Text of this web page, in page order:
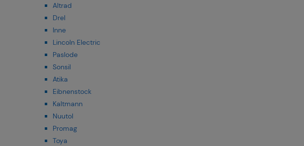
Altrad
Drel
Inne
Lincoln Electric
Paslode
Sonsil
Atika
Eibnenstock
Kaltmann
Nuutol
Promag
Toya